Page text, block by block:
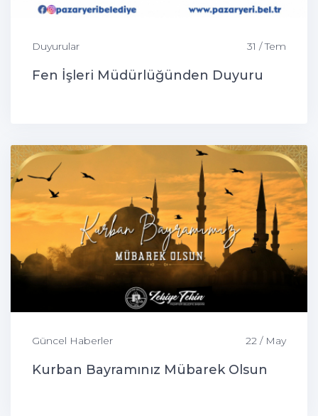
Duyurular 31 / Tem
Fen İşleri Müdürlüğünden Duyuru
Güncel Haberler 22 / May
Kurban Bayramınız Mübarek Olsun